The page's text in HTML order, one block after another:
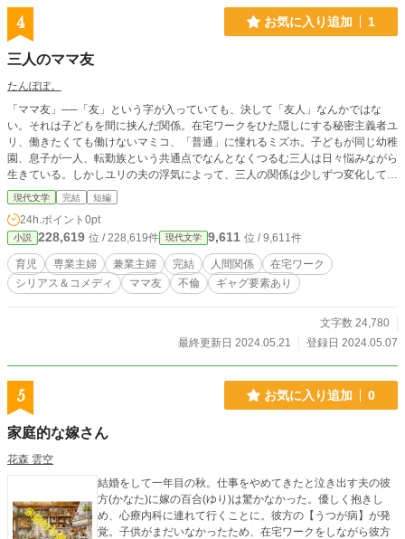
4 お気に入り追加 1
三人のママ友
たんぽぽ。
「ママ友」──「友」という字が入っていても、決して「友人」なんかではな
い。それは子どもを間に挟んだ関係。在宅ワークをひた隠しにする秘密主義者ユ
リ、働きたくても働けないマミコ、「普通」に憧れるミズホ。子どもが同じ幼稚
園、息子が一人、転勤族という共通点でなんとなくつるむ三人は日々悩みながら
生きている。しかしユリの夫の浮気によって、三人の関係は少しずつ変化してい
き──
現代文学 完結 短編
24h.ポイント 0pt
小説 228,619 位 / 228,619件 現代文学 9,611 位 / 9,611件
育児 専業主婦 兼業主婦 完結 人間関係
在宅ワーク
シリアス＆コメディ
ママ友 不倫 ギャグ要素あり
文字数 24,780
最終更新日 2024.05.21
登録日 2024.05.07
5 お気に入り追加 0
家庭的な嫁さん
花森 雲空
結婚をして一年目の秋。仕事をやめてきたと泣き出す夫の彼
方(かなた)に嫁の百合(ゆり)は驚かなかった。優しく抱きし
め、心療内科に連れて行くことに。彼方の【うつが病】が発
覚。子供がまだいなかったため、在宅ワークをしながら彼方